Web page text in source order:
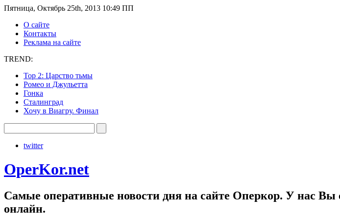
Пятница, Октябрь 25th, 2013 10:49 ПП
О сайте
Контакты
Реклама на сайте
TREND:
Тор 2: Царство тьмы
Ромео и Джульетта
Гонка
Сталинград
Хочу в Виагру. Финал
twitter
OperKor.net
Самые оперативные новости дня на сайте Оперкор. У нас Вы
онлайн.